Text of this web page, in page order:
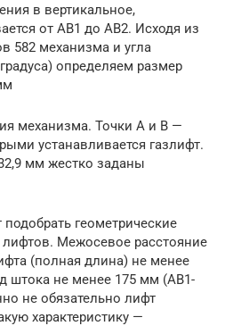
в вертикальное,
от АВ1 до АВ2. Исходя из
582 механизма и угла
определяем размер
механизма. Точки А и В —
устанавливается газлифт.
мм жестко заданы
геометрические
лифтов. Межосевое расстояние
(полная длина) не менее
штока не менее 175 мм (AB1-
не обязательно лифт
характеристику —